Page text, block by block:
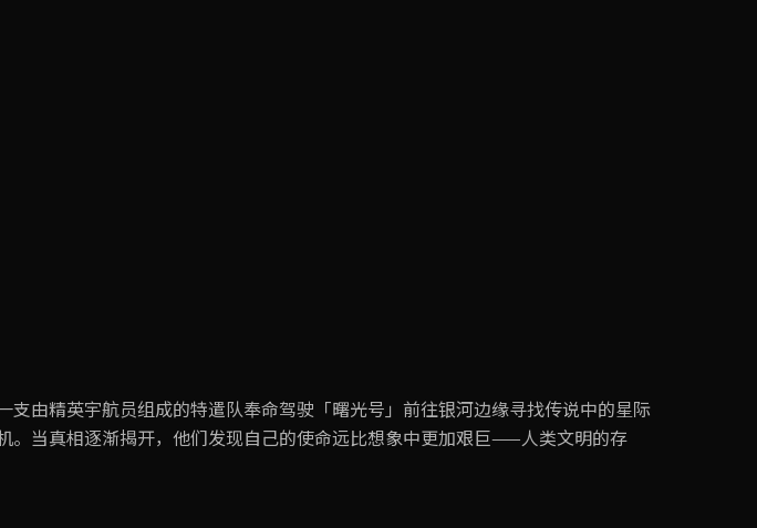
由精英宇航员组成的特遣队奉命驾驶「曙光号」前往银河边缘寻找传说中的星际
当真相逐渐揭开，他们发现自己的使命远比想象中更加艰巨——人类文明的存